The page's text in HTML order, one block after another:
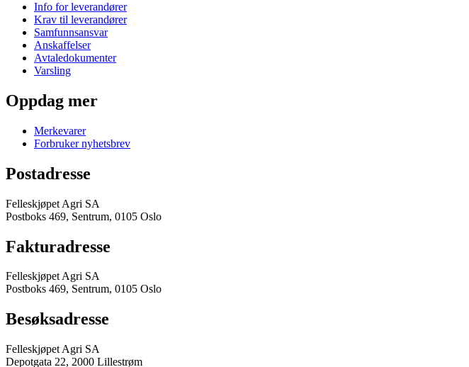
Info for leverandører
Krav til leverandører
Samfunnsansvar
Anskaffelser
Avtaledokumenter
Varsling
Oppdag mer
Merkevarer
Forbruker nyhetsbrev
Postadresse
Felleskjøpet Agri SA
Postboks 469, Sentrum, 0105 Oslo
Fakturadresse
Felleskjøpet Agri SA
Postboks 469, Sentrum, 0105 Oslo
Besøksadresse
Felleskjøpet Agri SA
Depotgata 22, 2000 Lillestrøm